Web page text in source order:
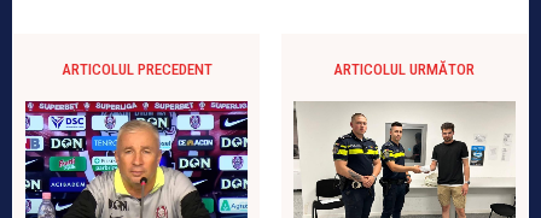
ARTICOLUL PRECEDENT ARTICOLUL URMĂTOR